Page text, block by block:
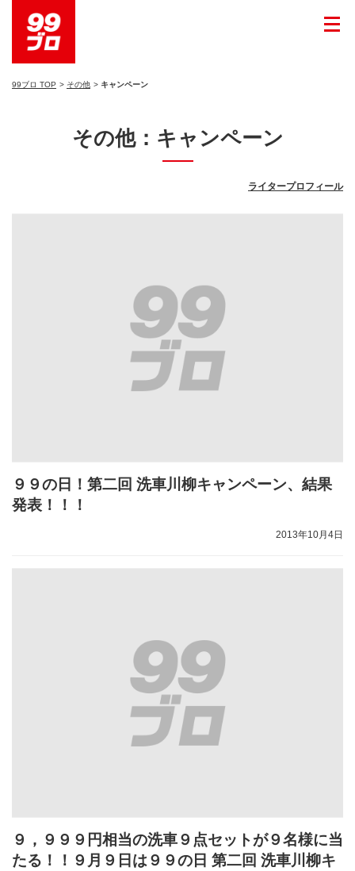
99ブロ TOP その他 キャンペーン
その他：キャンペーン
ライタープロフィール
９９の日！第二回 洗車川柳キャンペーン、結果
発表！！！
2013年10月4日
９，９９９円相当の洗車９点セットが９名様に当
たる！！９月９日は９９の日 第二回 洗車川柳キ